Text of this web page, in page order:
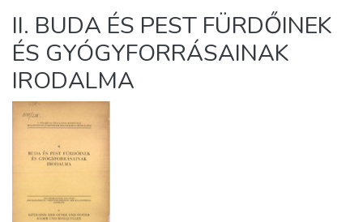
About us
II. BUDA ÉS PEST FÜRDŐINEK
ÉS GYÓGYFORRÁSAINAK
IRODALMA